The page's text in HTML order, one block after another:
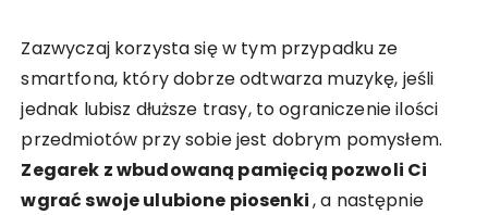
Zazwyczaj korzysta się w tym przypadku ze
smartfona, który dobrze odtwarza muzykę, jeśli
jednak lubisz dłuższe trasy, to ograniczenie ilości
przedmiotów przy sobie jest dobrym pomysłem.
Zegarek z wbudowaną pamięcią pozwoli Ci
wgrać swoje ulubione piosenki, a następnie